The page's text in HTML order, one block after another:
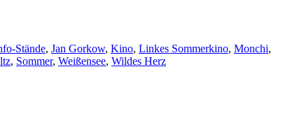
Stände, Jan Gorkow, Kino, Linkes Sommerkino, Monchi,
, Sommer, Weißensee, Wildes Herz